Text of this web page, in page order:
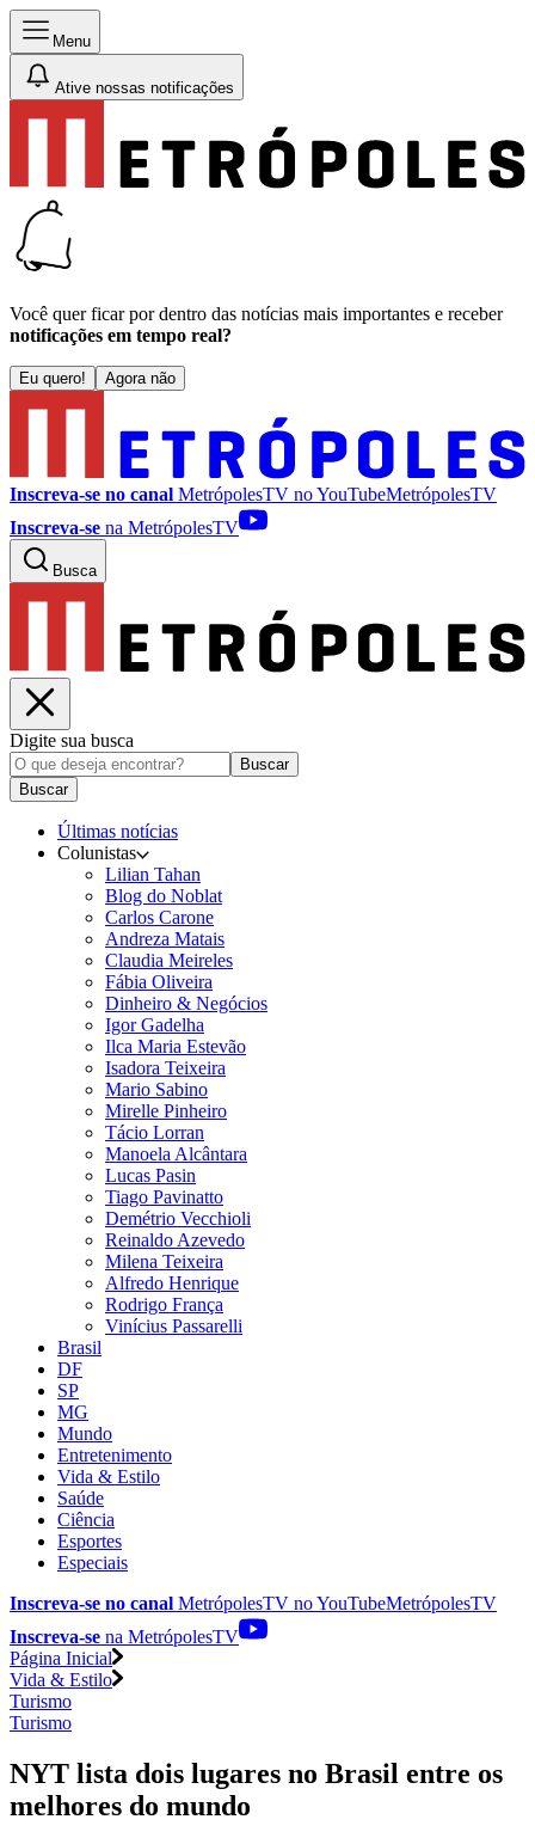
Menu
Ative nossas notificações
Você quer ficar por dentro das notícias mais importantes e receber
notificações em tempo real?
Eu quero! Agora não
Inscreva-se no canal MetrópolesTV noYouTubeMetrópolesTV
Inscreva-se na MetrópolesTV
Busca
Digite sua busca
Buscar
Buscar
Últimas notícias
Colunistas
Lilian Tahan
Blog do Noblat
Carlos Carone
Andreza Matais
Claudia Meireles
Fábia Oliveira
Dinheiro & Negócios
Igor Gadelha
Ilca Maria Estevão
Isadora Teixeira
Mario Sabino
Mirelle Pinheiro
Tácio Lorran
Manoela Alcântara
Lucas Pasin
Tiago Pavinatto
Demétrio Vecchioli
Reinaldo Azevedo
Milena Teixeira
Alfredo Henrique
Rodrigo França
Vinícius Passarelli
Brasil
DF
SP
MG
Mundo
Entretenimento
Vida & Estilo
Saúde
Ciência
Esportes
Especiais
Inscreva-se no canal MetrópolesTV noYouTubeMetrópolesTV
Inscreva-se na MetrópolesTV
Página Inicial
Vida & Estilo
Turismo
Turismo
NYT lista dois lugares no Brasil entre os
melhores do mundo